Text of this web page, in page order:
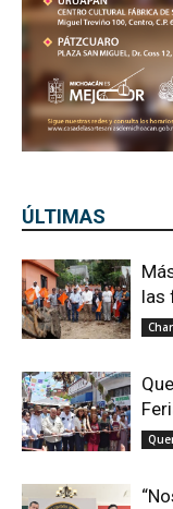
ÚLTIMAS
las